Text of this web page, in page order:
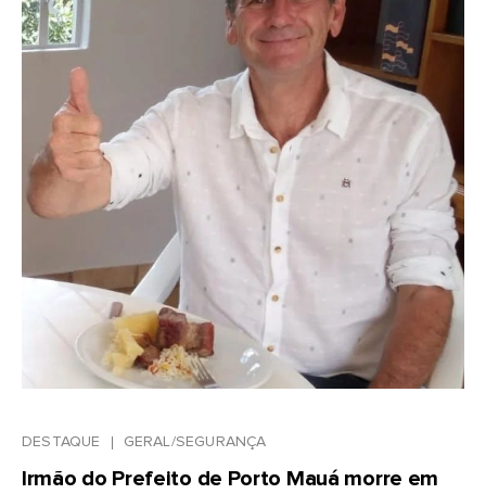
DESTAQUE GERAL/SEGURANÇA
Irmão do Prefeito de Porto Mauá morre em